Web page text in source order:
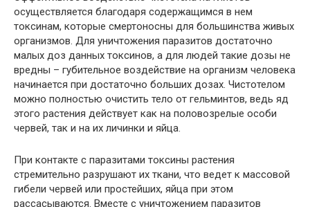
осуществляется благодаря содержащимся в нем
токсинам, которые смертоносны для большинства живых
организмов. Для уничтожения паразитов достаточно
малых доз данных токсинов, а для людей такие дозы не
вредны – губительное воздействие на организм человека
начинается при достаточно больших дозах. Чистотелом
можно полностью очистить тело от гельминтов, ведь яд
этого растения действует как на половозрелые особи
червей, так и на их личинки и яйца.
При контакте с паразитами токсины растения
стремительно разрушают их ткани, что ведет к массовой
гибели червей или простейших, яйца при этом
рассасываются. Вместе с уничтожением паразитов